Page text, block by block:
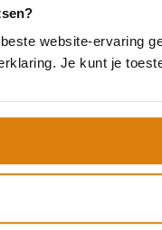
website-ervaring
Je kunt je